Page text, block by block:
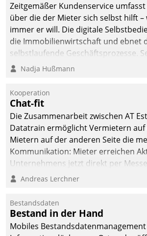
Zeitgemäßer Kundenservice
über die der Mieter sich selbst hilft –
immer er will. Die digitale
die Immobilienwirtschaft und ebnet
selbstlaufende Geschäftsprozesse.
Kunde und smart der Serviceanbieter.
Nadja Hußmann
Kooperation
Chat-fit
Die Zusammenarbeit zwischen AT
Datatrain ermöglicht Vermietern
Mietern auf der anderen Seite die
Kommunikation: Mieter erreichen
Unternehmens jetzt direkt per
Mitarbeiter oder Dienstleister
Andreas Lerchner
Bestandsdaten
Bestand in der Hand
Mobiles